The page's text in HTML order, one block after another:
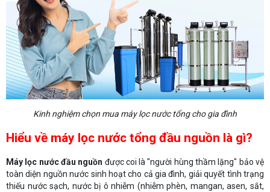
Kinh nghiệm chọn mua máy lọc nước tổng cho gia đình
Hiểu về máy lọc nước tổng đầu nguồn là gì?
Máy lọc nước đầu nguồn được coi là "người hùng thầm lặng" bảo vệ
toàn diện nguồn nước sinh hoạt cho cả gia đình, giải quyết tình trạng
thiếu nước sạch, nước bị ô nhiễm (nhiễm phèn, mangan, asen, sắt,